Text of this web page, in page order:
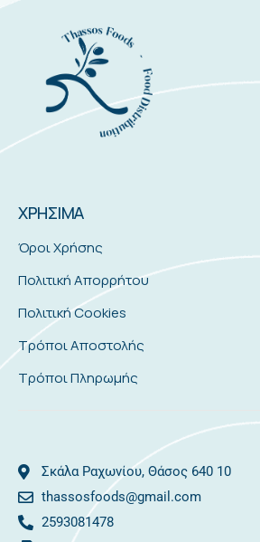
ΧΡΗΣΙΜΑ
Όροι Χρήσης
Πολιτική Απορρήτου
Πολιτική Cookies
Τρόποι Αποστολής
Τρόποι Πληρωμής
Σκάλα Ραχωνίου, Θάσος 640 10
thassosfoods@gmail.com
2593081478